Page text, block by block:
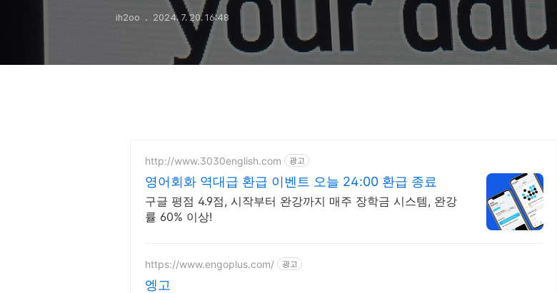
ih2oo 2024. 7. 20. 16:48
http://www.3030english.com 광고
영어회화 역대급 환급 이벤트 오늘 24:00 환급 종료
구글 평점 4.9점, 시작부터 완강까지 매주 장학금 시스템, 완강
률 60% 이상!
https://www.engoplus.com/ 광고
엥고